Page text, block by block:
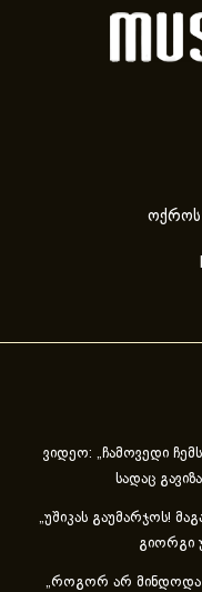
ოქროს
ვიდეო: „ჩამოვედი
სადაც
„უშიკას გაუმარჯოს!
გიორგი
„როგორ არ მინდოდა